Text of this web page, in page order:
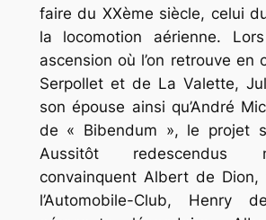
faire du XXème siècle, celui
la locomotion aérienne.
ascension où l’on retrouve en
Serpollet et de La Valette,
son épouse ainsi qu’André
de « Bibendum », le projet
Aussitôt redescendus
convainquent Albert de Dion,
l’Automobile-Club, Henry